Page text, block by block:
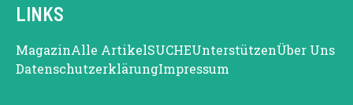
LINKS
MagazinAlle ArtikelSUCHEUnterstützenÜber Uns
DatenschutzerklärungImpressum